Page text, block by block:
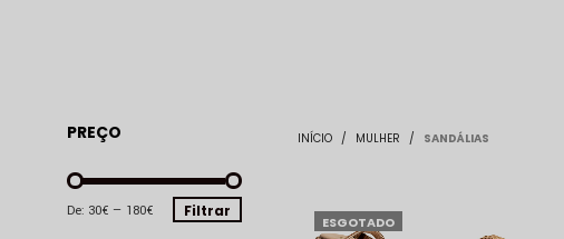
PREÇO
PREÇO
PREÇO
Filtrar
De: 30€ — 180€
INÍCIO / MULHER / SANDÁLIAS
ESGOTADO